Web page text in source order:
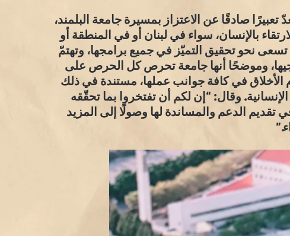
صادقًا عن الاعتزاز بمسيرة جامعة البلمند،
بالإنسان، سواء في لبنان أو في المنطقة أو
نحو تحقيق التميّز في جميع برامجها، وتهتمّ
وموضحًا أنها جامعة تحرص كل الحرص على
الأخلاق في كافة جوانب عملها، مستندة في ذلك
وقال: “إن لكم أن تفتخروا بما تحقّقه
تقديم الدعم والمساندة لها وصولًا إلى المزيد